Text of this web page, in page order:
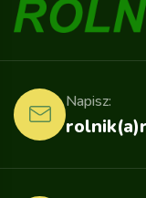
Napisz: